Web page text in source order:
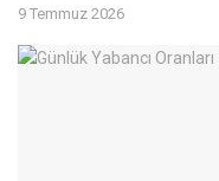
9 Temmuz 2026